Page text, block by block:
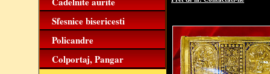
Sfesnice bisericesti
Policandre
Colportaj, Pangar